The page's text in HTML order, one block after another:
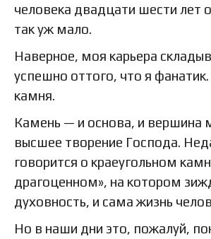
человека двадцати шести лет
так уж мало.
Наверное, моя карьера
успешно оттого, что я
камня.
Камень — и основа, и вершина
высшее творение Господа.
говорится о краеугольном
драгоценном», на котором
духовность, и сама жизнь
Но в наши дни это, пожалуй,